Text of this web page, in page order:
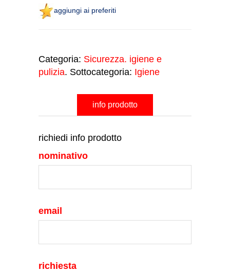
aggiungi ai preferiti
Categoria: Sicurezza. igiene e
pulizia. Sottocategoria: Igiene
info prodotto
richiedi info prodotto
nominativo
email
richiesta